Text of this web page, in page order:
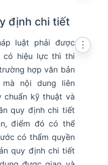
định chi tiết
luật phải được
có hiệu lực thì thi
hợp văn bản
nội dung liên
chuẩn kỹ thuật và
quy định chi tiết
điểm đó có thể
có thẩm quyền
quy định chi tiết
⋮